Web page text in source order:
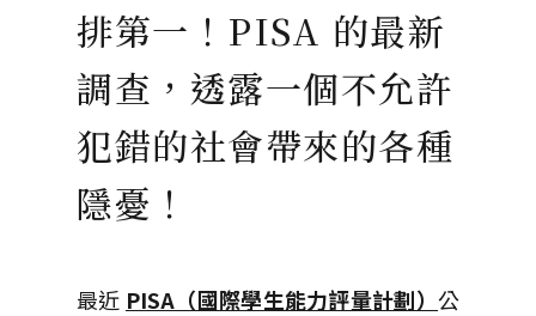
排第一！PISA 的最新
調查，透露一個不允許
犯錯的社會帶來的各種
隱憂！
最近 PISA（國際學生能力評量計劃） 公